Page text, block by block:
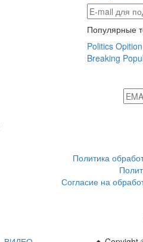
Популярные
Politics Opition
Breaking
Политика
Согласие на